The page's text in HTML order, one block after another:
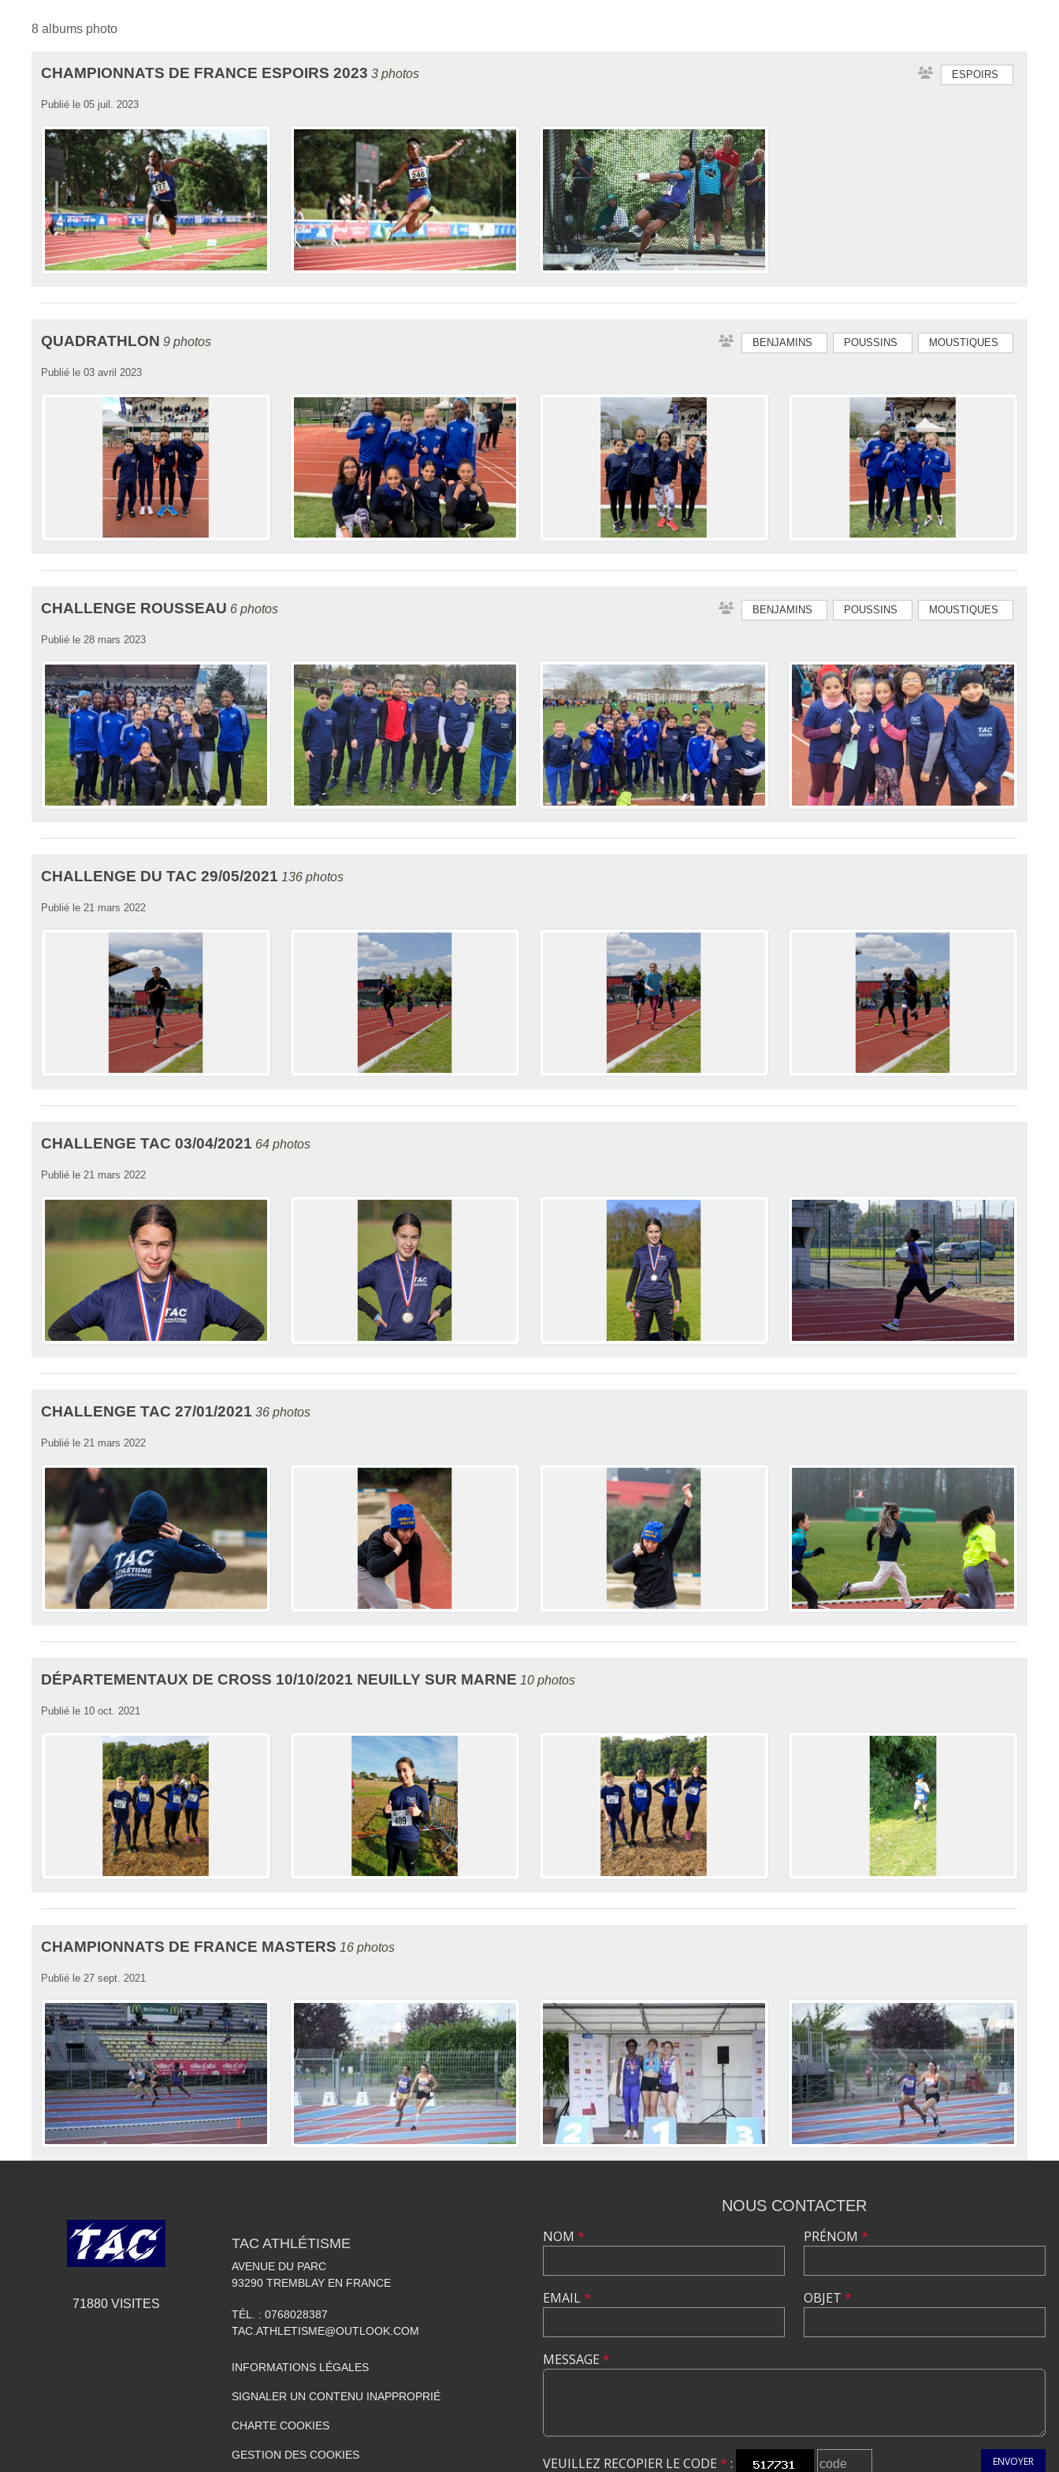
8 albums photo
CHAMPIONNATS DE FRANCE ESPOIRS 2023 3 photos ESPOIRS
Publié le 05 juil. 2023
QUADRATHLON 9 photos BENJAMINS POUSSINS MOUSTIQUES
Publié le 03 avril 2023
CHALLENGE ROUSSEAU 6 photos BENJAMINS POUSSINS MOUSTIQUES
Publié le 28 mars 2023
CHALLENGE DU TAC 29/05/2021 136 photos
Publié le 21 mars 2022
CHALLENGE TAC 03/04/2021 64 photos
Publié le 21 mars 2022
CHALLENGE TAC 27/01/2021 36 photos
Publié le 21 mars 2022
DÉPARTEMENTAUX DE CROSS 10/10/2021 NEUILLY SUR MARNE 10 photos
Publié le 10 oct. 2021
CHAMPIONNATS DE FRANCE MASTERS 16 photos
Publié le 27 sept. 2021
71880VISITES
TAC ATHLÉTISME
AVENUE DU PARC
93290 TREMBLAY EN FRANCE
TÉL. : 0768028387
TAC.ATHLETISME@OUTLOOK.COM
INFORMATIONS LÉGALES
SIGNALER UN CONTENU INAPPROPRIÉ
CHARTE COOKIES
GESTION DES COOKIES
NOUS CONTACTER
NOM *
EMAIL*
PRÉNOM *
OBJET *
MESSAGE *
VEUILLEZ RECOPIER LE CODE * : ENVOYER